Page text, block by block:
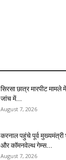
सिरसा छात्र मारपीट
जांच में...
August 7, 2026
करनाल पहुंचे पूर्व
और कॉमनवेल्थ गेम्स...
August 7, 2026